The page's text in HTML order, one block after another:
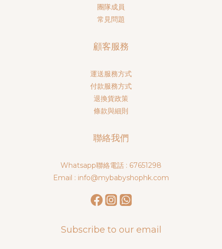
團隊成員
常見問題
顧客服務
運送服務方式
付款服務方式
退換貨政策
條款與細則
聯絡我們
Whatsapp聯絡電話 : 67651298
Email : info@mybabyshophk.com
Subscribe to our email